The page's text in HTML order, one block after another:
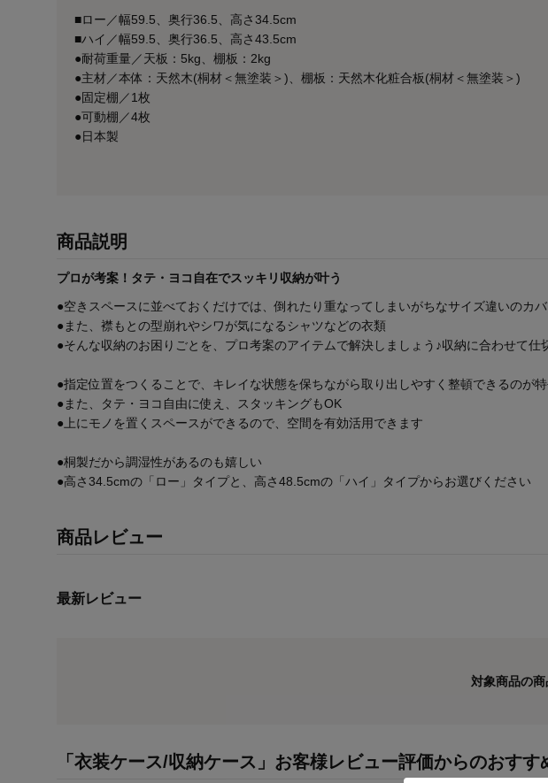
■ロー／幅59.5、奥行36.5、高さ34.5cm
■ハイ／幅59.5、奥行36.5、高さ43.5cm
●耐荷重量／天板：5kg、棚板：2kg
●主材／本体：天然木(桐材＜無塗装＞)、棚板：天然木化粧合板(桐材＜無塗装＞)
●固定棚／1枚
●可動棚／4枚
●日本製
商品説明
プロが考案！タテ・ヨコ自在でスッキリ収納が叶う
●空きスペースに並べておくだけでは、倒れたり重なってしまいがちなサイズ違いのカ
●また、襟もとの型崩れやシワが気になるシャツなどの衣類
●そんな収納のお困りごとを、プロ考案のアイテムで解決しましょう♪収納に合わせて
●指定位置をつくることで、キレイな状態を保ちながら取り出しやすく整頓できるのが
●また、タテ・ヨコ自由に使え、スタッキングもOK
●上にモノを置くスペースができるので、空間を有効活用できます
●桐製だから調湿性があるのも嬉しい
●高さ34.5cmの「ロー」タイプと、高さ48.5cmの「ハイ」タイプからお選びください
商品レビュー
最新レビュー
対象商品の商
「衣装ケース/収納ケース」お客様レビュー評価からのおすす